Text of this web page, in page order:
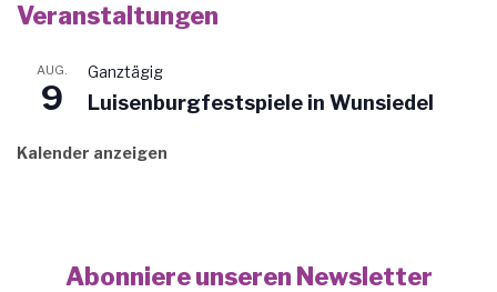
Veranstaltungen
AUG.
9
Ganztägig
Luisenburgfestspiele in Wunsiedel
Kalender anzeigen
Abonniere unseren Newsletter